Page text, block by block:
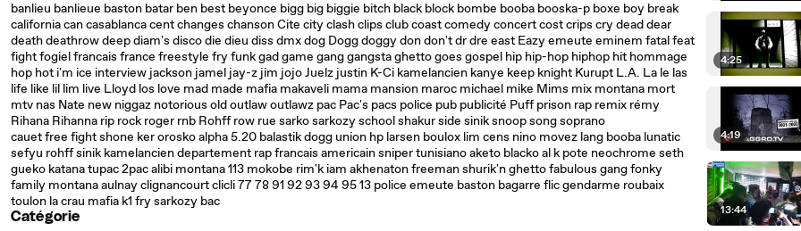
banlieu banlieue baston batar ben best beyonce bigg big biggie bitch black block bombe booba booska-p boxe boy break
california can casablanca cent changes chanson Cite city clash clips club coast comedy concert cost crips cry dead dear
death deathrow deep diam's disco die dieu diss dmx dog Dogg doggy don don't dr dre east Eazy emeute eminem fatal feat
fight fogiel francais france freestyle fry funk gad game gang gangsta ghetto goes gospel hip hip-hop hiphop hit hommage
hop hot i'm ice interview jackson jamel jay-z jim jojo Juelz justin K-Ci kamelancien kanye keep knight Kurupt L.A. La le las
life like lil lim live Lloyd los love mad made mafia makaveli mama mansion maroc michael mike Mims mix montana mort
mtv nas Nate new niggaz notorious old outlaw outlawz pac Pac's pacs police pub publicité Puff prison rap remix rémy
Rihana Rihanna rip rock roger rnb Rohff row rue sarko sarkozy school shakur side sinik snoop song soprano
cauet free fight shone ker orosko alpha 5.20 balastik dogg union hp larsen boulox lim cens nino movez lang booba lunatic
sefyu rohff sinik kamelancien departement rap francais americain sniper tunisiano aketo blacko al k pote neochrome seth
gueko katana tupac 2pac alibi montana 113 mokobe rim'k iam akhenaton freeman shurik'n ghetto fabulous gang fonky
family montana aulnay clignancourt clicli 77 78 91 92 93 94 95 13 police emeute baston bagarre flic gendarme roubaix
toulon la crau mafia k1 fry sarkozy bac
Catégorie
4:25
4:19
13:44